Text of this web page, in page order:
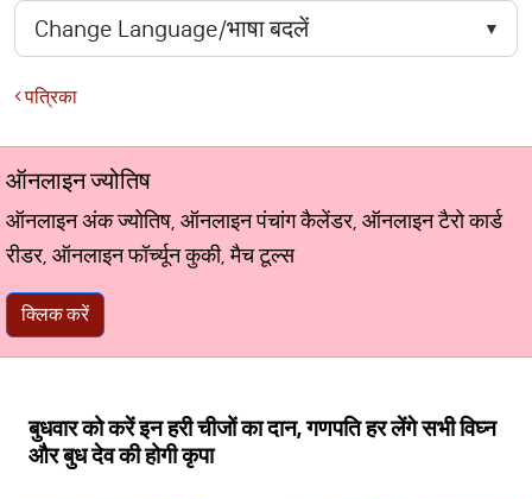
पत्रिका
ऑनलाइन ज्योतिष
ऑनलाइन अंक ज्योतिष, ऑनलाइन पंचांग कैलेंडर, ऑनलाइन टैरो कार्ड
रीडर, ऑनलाइन फॉर्च्यून कुकी, मैच टूल्स
क्लिक करें
बुधवार को करें इन हरी चीजों का दान, गणपति हर लेंगे सभी विघ्न
और बुध देव की होगी कृपा